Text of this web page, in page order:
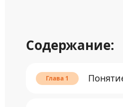
Содержание: